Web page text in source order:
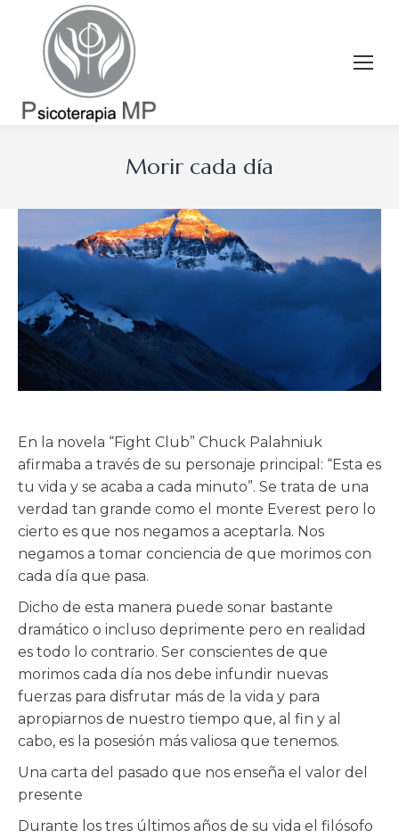
Morir cada día
En la novela “Fight Club” Chuck Palahniuk
afirmaba a través de su personaje principal: “Esta es
tu vida y se acaba a cada minuto”. Se trata de una
verdad tan grande como el monte Everest pero lo
cierto es que nos negamos a aceptarla. Nos
negamos a tomar conciencia de que morimos con
cada día que pasa.
Dicho de esta manera puede sonar bastante
dramático o incluso deprimente pero en realidad
es todo lo contrario. Ser conscientes de que
morimos cada día nos debe infundir nuevas
fuerzas para disfrutar más de la vida y para
apropiarnos de nuestro tiempo que, al fin y al
cabo, es la posesión más valiosa que tenemos.
Una carta del pasado que nos enseña el valor del
presente
Durante los tres últimos años de su vida el filósofo